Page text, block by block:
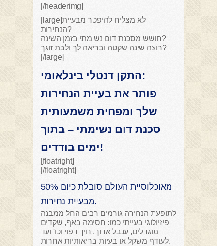
[/headerimg]
[large]לא מצליח להיפטר מבעיית
הנחירות?
חושש מסכנת דום נשימתי בזמן השינה?
רוצה שינה שקטה ובריאה לך ולבת זוגך?
[/large]
התקן דנטלי בינלאומי:
פותר את בעיית הנחירות
שלך ומפחית משמעותית
סכנת דום נשימתי – בתוך
ימים בודדים!
[floatright]
[/floatright]
50% מאוכלוסיית העולם סובלת כיום
מבעיית נחירות.
לתופעת הנחירה גורמים רבים החל ממבנה
פיזיולוגי בעייתי כמו: חסימה באף, שקדים
מוגדלים, ענבל ארוך, חיך רפוי וכו' ועד
לעודף משקל או בעיות בריאותיות אחרות.